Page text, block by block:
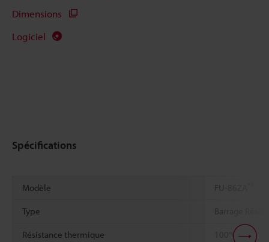
Dimensions
Logiciel
Spécifications
Modèle FU-86ZA
Type Barrage
Résistance thermique 100°C